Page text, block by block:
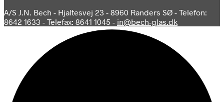
A/S J.N. Bech - Hjaltesvej 23 - 8960 Randers SØ - Telefon:
8642 1633 - Telefax: 8641 1045 - in@bech-glas.dk